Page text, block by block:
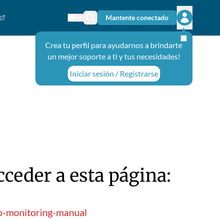
Cambiar el idioma
Ícono de búsqueda
Mantente conectado
Abrir el
Crea tu perfil para ayudarnos a brindarte
un mejor soporte a ti y tus necesidades!
Iniciar sesión / Registrarse
a esta página:
monitoring-manual